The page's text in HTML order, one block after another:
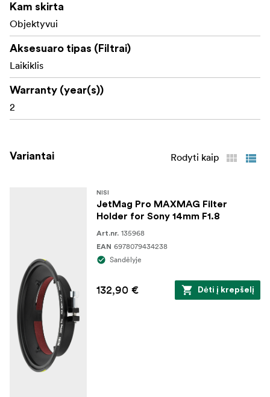
greitai įdiegti ir
pačiu užtikrinant, kad filtrai liktų
ir
sudėtingomis sąlygomis.
Naudokite priekinį ir galinį metalinius objektyvo
dangtelius, kuriuos galima greitai uždėti ir nuimti, taip
užtikrinant apsaugą filtrams ir objektyvams.
NiSi JetMag Pro MAXMAG filtro laikiklis
Kam skirta
Objektyvui
Aksesuaro tipas (Filtrai)
Laikiklis
Warranty (year(s))
2
Variantai Rodyti kaip
NISI
JetMag Pro MAXMAG Filter
Holder for Sony 14mm F1.8
Art.nr. 135968
EAN 6978079434238
Sandėlyje
132,90 € Dėti į krepšelį